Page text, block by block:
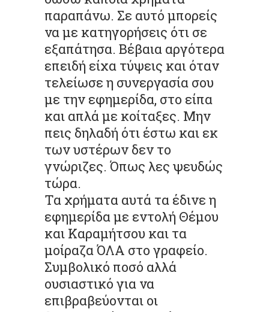
παραπάνω. Σε αυτό μπορείς
να με κατηγορήσεις ότι σε
εξαπάτησα. Βέβαια αργότερα
επειδή είχα τύψεις και όταν
τελείωσε η συνεργασία σου
με την εφημερίδα, στο είπα
και απλά με κοίταξες. Μην
πεις δηλαδή ότι έστω και εκ
των υστέρων δεν το
γνώριζες. Όπως λες ψευδώς
τώρα.
Τα χρήματα αυτά τα έδινε η
εφημερίδα με εντολή Θέμου
και Καραμήτσου και τα
μοίραζα ΌΛΑ στο γραφείο.
Συμβολικό ποσό αλλά
ουσιαστικό για να
επιβραβεύονται οι